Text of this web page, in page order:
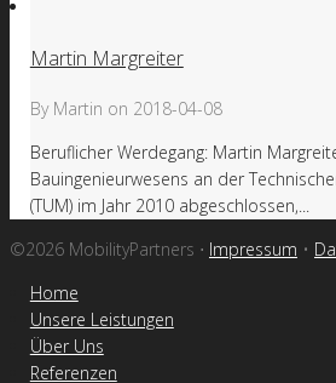
Martin Margreiter
By Martin on 2018-04-08
Beruflicher Werdegang: Martin
Bauingenieurwesens an der
(TUM) im Jahr 2010 abgeschlossen,...
©2026 MobilityPartners ⋅ Impressum •
Home
Unsere Leistungen
Über Uns
Referenzen